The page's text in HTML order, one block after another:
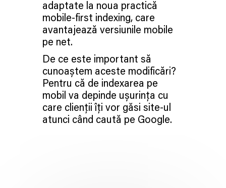
adaptate la noua practică
mobile-first indexing, care
avantajează versiunile mobile
pe net.
De ce este important să
cunoaștem aceste modificări?
Pentru că de indexarea pe
mobil va depinde ușurința cu
care clienții îți vor găsi site-ul
atunci când caută pe Google.